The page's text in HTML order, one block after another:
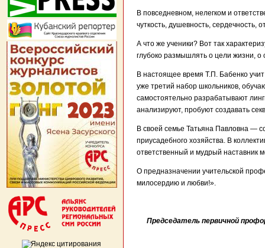
В повседневном, нелегком и
чуткость, душевность, сердечность,
А что же ученики? Вот так
глубоко размышлять о цели жизни, о
В настоящее время Т.П. Бабенко
уже третий набор школьников,
самостоятельно разрабатывают
анализируют, пробуют создавать
В своей семье Татьяна Павловна —
приусадебного хозяйства. В
ответственный и мудрый наставник
О предназначении учительской
милосердию и любви!».
Председатель первичной